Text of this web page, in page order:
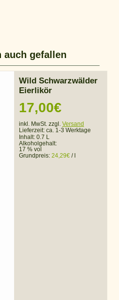
auch gefallen
Wild Schwarzwälder
Eierlikör
17,00€
inkl. MwSt. zzgl. Versand
Lieferzeit: ca. 1-3 Werktage
Inhalt: 0.7 L
Alkoholgehalt:
17 % vol
Grundpreis: 24,29€ /